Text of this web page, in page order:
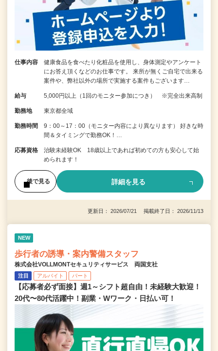
仕事内容
健康食品を食べたり化粧品を使用し、身体測定やアンケート
にお答え頂くなどのお仕事です。 来所が無くご自宅で出来る
案件や、弊社以外の場所で実施する案件もございます…
給与 5,000円以上（1回のモニター参加につき） ※完全出来高制
勤務地 東京都全域
勤務時間
9：00～17：00（モニター内容により異なります） 好きな時
間＆タイミングで勤務OK！…
応募資格
治験未経験OK 18歳以上であれば初めての方も安心して始
められます！
後で見る 詳細を見る
更新日： 2026/07/21 掲載終了日： 2026/11/13
NEW
歩行者の誘導・案内警備スタッフ
株式会社VOLLMONTセキュリティサービス 両国支社
注目 アルバイト パート
【応募者必ず面接】週1～シフト超自由！未経験大歓迎！
20代〜80代活躍中！副業・Wワーク・日払い可！